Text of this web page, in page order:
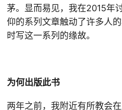
茅。显而易见，我在2015年
仰的系列文章触动了许多人
时写这一系列的缘故。
为何出版此书
两年之前，我附近有所教会